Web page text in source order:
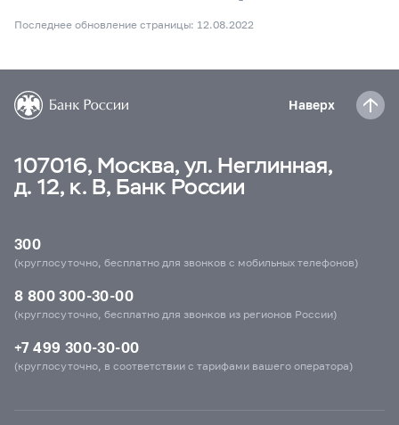
Последнее обновление страницы: 12.08.2022
Наверх
107016, Москва, ул. Неглинная,
д. 12, к. В, Банк России
300
(круглосуточно, бесплатно для звонков с мобильных телефонов)
8 800 300-30-00
(круглосуточно, бесплатно для звонков из регионов России)
+7 499 300-30-00
(круглосуточно, в соответствии с тарифами вашего оператора)